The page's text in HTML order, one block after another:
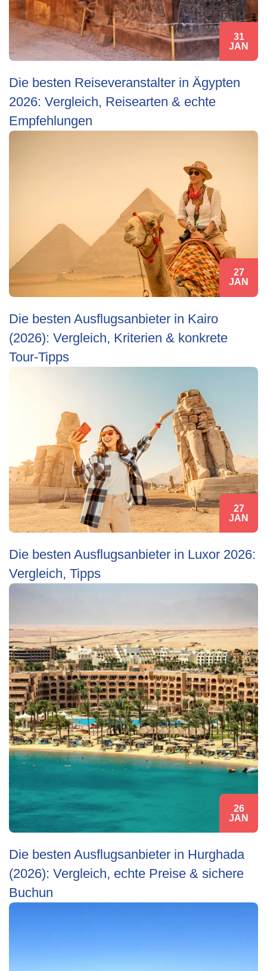
31
JAN
Die besten Reiseveranstalter in Ägypten
2026: Vergleich, Reisearten & echte
Empfehlungen
27
JAN
Die besten Ausflugsanbieter in Kairo
(2026): Vergleich, Kriterien & konkrete
Tour‑Tipps
27
JAN
Die besten Ausflugsanbieter in Luxor 2026:
Vergleich, Tipps
26
JAN
Die besten Ausflugsanbieter in Hurghada
(2026): Vergleich, echte Preise & sichere
Buchun